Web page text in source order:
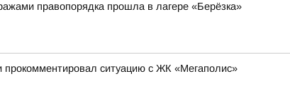
правопорядка прошла в лагере «Берёзка»
прокомментировал ситуацию с ЖК «Мегаполис»